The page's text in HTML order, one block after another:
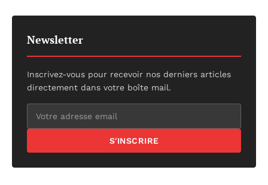
Newsletter
Inscrivez-vous pour recevoir nos derniers articles
directement dans votre boîte mail.
S'INSCRIRE